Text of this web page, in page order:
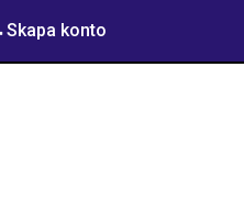
Skapa konto